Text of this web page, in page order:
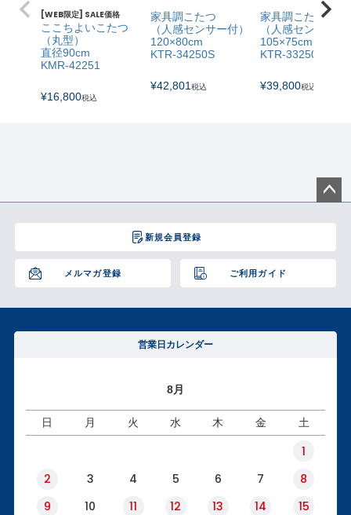
[WEB限定] SALE価格
ここちよいこたつ
（丸型）
直径90cm
KMR-42251
¥16,800税込
家具調こたつ
（人感センサー付）
120×80cm
KTR-34250S
¥42,801税込
家具調こたつ
（人感センサー付
105×75cm
KTR-33250S
¥39,800税込
新規会員登録
メルマガ登録 ご利用ガイド
ジト
へ
営業日カレンダー
8月
日 月 火 水 木 金 土
1
2
3 4 5 6 7
8
9
10 11 12 13 14
15